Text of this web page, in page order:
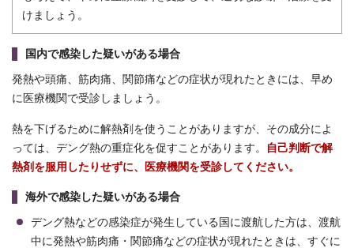
けましょう。
国内で感染した疑いがある場合
発熱や頭痛、筋肉痛、関節痛などの症状が現れたときには、早め
に医療機関で受診しましょう。
熱を下げるために解熱剤を使うことがありますが、その成分によ
っては、デング熱の重症化を促すことがあります。
自己判断で解
熱剤を服用したりせずに、医療機関を受診してください。
海外で感染した疑いがある場合
デング熱などの感染症が発生している国に渡航した方は、渡航
中に発熱や筋肉痛・関節痛などの症状が現れたときは、すぐに